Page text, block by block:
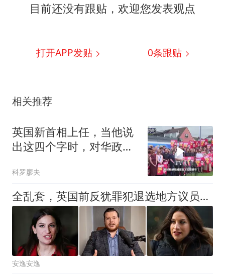
目前还没有跟贴，欢迎您发表观点
打开APP发贴 0条跟贴
相关推荐
英国新首相上任，当他说
出这四个字时，对华政策
科罗廖夫
全乱套，英国前反犹罪犯退选地方议员，保守党反手力挺他当顾问
安逸安逸